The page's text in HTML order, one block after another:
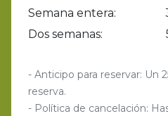
Semana entera:
Dos semanas:
- Anticipo para reservar: Un
reserva.
- Política de cancelación: